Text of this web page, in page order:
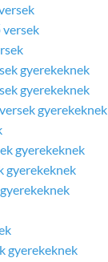
versek
gyerekeknek
gyerekeknek
gyerekeknek
gyerekeknek
gyerekeknek
gyerekeknek